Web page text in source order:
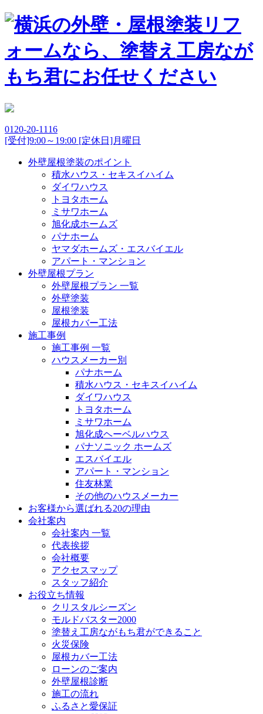
0120-20-1116
[受付]9:00～19:00 [定休日]月曜日
外壁屋根塗装のポイント
積水ハウス・セキスイハイム
ダイワハウス
トヨタホーム
ミサワホーム
旭化成ホームズ
パナホーム
ヤマダホームズ・エスバイエル
アパート・マンション
外壁屋根プラン
外壁屋根プラン 一覧
外壁塗装
屋根塗装
屋根カバー工法
施工事例
施工事例 一覧
ハウスメーカー別
パナホーム
積水ハウス・セキスイハイム
ダイワハウス
トヨタホーム
ミサワホーム
旭化成ヘーベルハウス
パナソニック ホームズ
エスバイエル
アパート・マンション
住友林業
その他のハウスメーカー
お客様から選ばれる20の理由
会社案内
会社案内 一覧
代表挨拶
会社概要
アクセスマップ
スタッフ紹介
お役立ち情報
クリスタルシーズン
モルドバスター2000
塗替え工房ながもち君ができること
火災保険
屋根カバー工法
ローンのご案内
外壁屋根診断
施工の流れ
ふるさと愛保証